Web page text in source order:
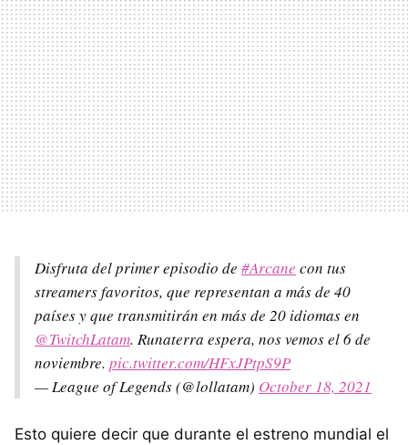
Disfruta del primer episodio de #Arcane con tus
streamers favoritos, que representan a más de 40
países y que transmitirán en más de 20 idiomas en
@TwitchLatam. Runaterra espera, nos vemos el 6 de
noviembre. pic.twitter.com/HFxJPtpS9P
— League of Legends (@lollatam) October 18, 2021
Esto quiere decir que durante el estreno mundial el